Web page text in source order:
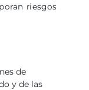
riesgos
de
y de las